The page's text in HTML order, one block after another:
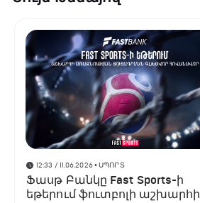
12:33 / 11.06.2026• ՍՊՈՐՏ
Ֆասթ Բանկը Fast Sports-ի
եթերում ֆուտբոլի աշխարհի